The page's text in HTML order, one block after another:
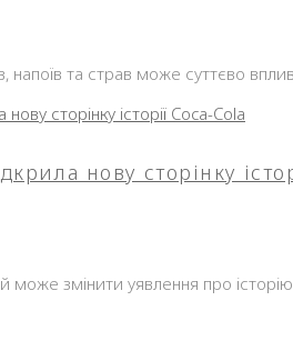
напоїв та страв може суттєво
нову сторінку
змінити уявлення про